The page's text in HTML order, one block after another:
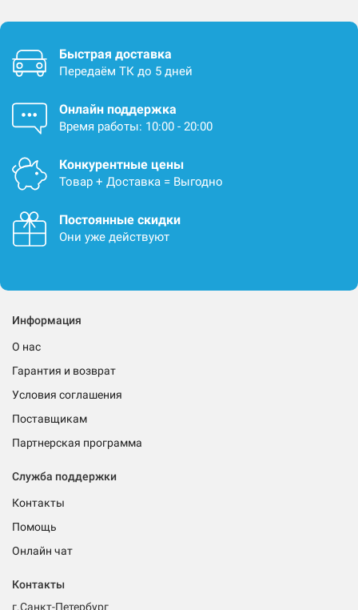
Быстрая доставка
Передаём ТК до 5 дней
Онлайн поддержка
Время работы: 10:00 - 20:00
Конкурентные цены
Товар + Доставка = Выгодно
Постоянные скидки
Они уже действуют
Информация
О нас
Гарантия и возврат
Условия соглашения
Поставщикам
Партнерская программа
Служба поддержки
Контакты
Помощь
Онлайн чат
Контакты
г.Санкт-Петербург